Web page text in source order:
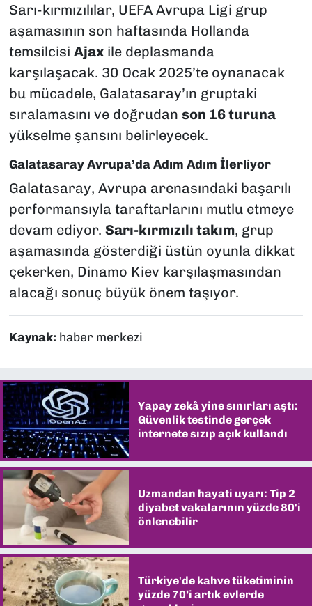
Sarı-kırmızılılar, UEFA Avrupa Ligi grup
aşamasının son haftasında Hollanda
temsilcisi Ajaxile deplasmanda
karşılaşacak. 30 Ocak 2025’te oynanacak
bu mücadele, Galatasaray’ın gruptaki
sıralamasını ve doğrudan son 16 turuna
yükselme şansını belirleyecek.
Galatasaray Avrupa’da Adım Adım İlerliyor
Galatasaray, Avrupa arenasındaki başarılı
performansıyla taraftarlarını mutlu etmeye
devam ediyor. Sarı-kırmızılı takım, grup
aşamasında gösterdiği üstün oyunla dikkat
çekerken, Dinamo Kiev karşılaşmasından
alacağı sonuç büyük önem taşıyor.
Kaynak: haber merkezi
Yapay zekâ yine sınırları aştı:
Güvenlik testinde gerçek
internete sızıp açık kullandı
Uzmandan hayati uyarı: Tip 2
diyabet vakalarının yüzde 80'i
önlenebilir
Türkiye'de kahve tüketiminin
yüzde 70’i artık evlerde